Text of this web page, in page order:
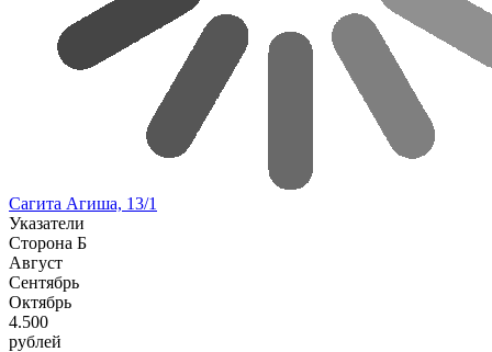
Сагита Агиша, 13/1
Указатели
Сторона Б
Август
Сентябрь
Октябрь
4.500
рублей